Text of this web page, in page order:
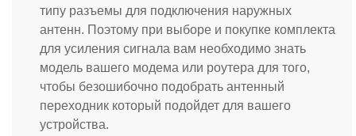
типу разъемы для подключения наружных
антенн. Поэтому при выборе и покупке комплекта
для усиления сигнала вам необходимо знать
модель вашего модема или роутера для того,
чтобы безошибочно подобрать антенный
переходник который подойдет для вашего
устройства.